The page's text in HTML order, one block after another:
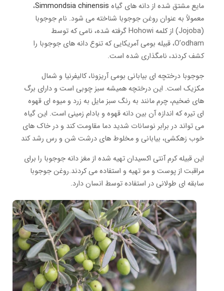
مایع مشتق شده از دانه های گیاه Simmondsia chinensis،
معمولاً به عنوان روغن جوجوبا شناخته می شود. نام جوجوبا
(Jojoba) از کلمه Hohowi گرفته شده، نامی که توسط
O’odham، قبیله بومی آمریکایی که تنوع دانه های جوجوبا را
کشف کردند، نامگذاری شده است.
جوجوبا درختچه ای بیابانی بومی آریزونا، کالیفرنیا و شمال
مکزیک است. این درختچه همیشه سبز چوبی است و دارای برگ
های ضخیم، چرم مانند به رنگ سبز مایل به زرد و میوه ای قهوه
ای تیره که اندازه آن بین دانه قهوه و بادام زمینی است. این گیاه
می تواند در برابر نوسانات شدید دما مقاومت کند و در خاک های
خوب زهکشی، بیابانی و مخلوط های درشت شن و رس رشد کند
این قبیله کرم آنتی اکسیدان تهیه شده از مغز دانه جوجوبا را برای
مراقبت از پوست و مو تهیه و استفاده می کردند.روغن جوجوبا
سابقه ای طولانی در استفاده توسط انسان دارد.